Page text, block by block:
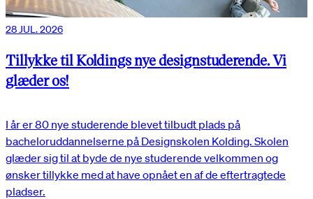
28 JUL. 2026
Tillykke til Koldings nye designstuderende. Vi
glæder os!
I år er 80 nye studerende blevet tilbudt plads på
bacheloruddannelserne på Designskolen Kolding. Skolen
glæder sig til at byde de nye studerende velkommen og
ønsker tillykke med at have opnået en af de eftertragtede
pladser.